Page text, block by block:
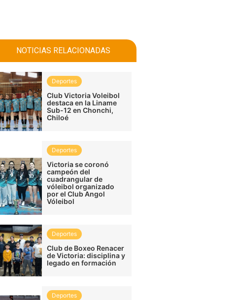
NOTICIAS RELACIONADAS
Deportes
Club Victoria Voleibol
destaca en la Liname
Sub-12 en Chonchi,
Chiloé
Deportes
Victoria se coronó
campeón del
cuadrangular de
vóleibol organizado
por el Club Angol
Vóleibol
Deportes
Club de Boxeo Renacer
de Victoria: disciplina y
legado en formación
Deportes